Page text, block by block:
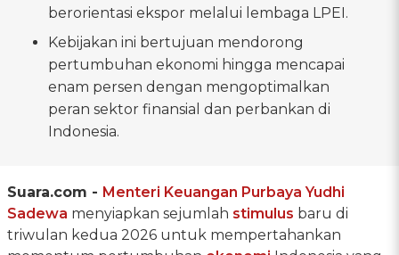
berorientasi ekspor melalui lembaga LPEI.
Kebijakan ini bertujuan mendorong
pertumbuhan ekonomi hingga mencapai
enam persen dengan mengoptimalkan
peran sektor finansial dan perbankan di
Indonesia.
Suara.com - Menteri Keuangan Purbaya Yudhi
Sadewa menyiapkan sejumlah stimulus baru di
triwulan kedua 2026 untuk mempertahankan